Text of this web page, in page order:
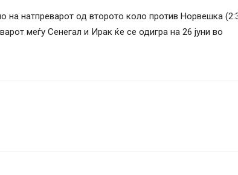
на натпреварот од второто коло против Норвешка
меѓу Сенегал и Ирак ќе се одигра на 26 јуни во